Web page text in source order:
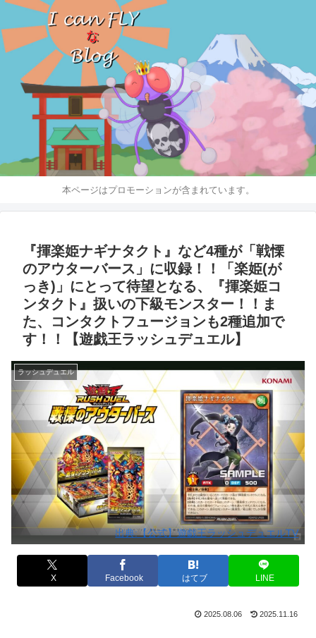
本ページはプロモーションが含まれています。
『揮楽姫ナギナタクト』など4種が「戦慄
のアウターバース」に収録！！「楽姫(が
っき)」にとって待望となる、『揮楽姫コ
ンタクト』扱いの下級モンスター！！ま
た、コンタクトフュージョンも2種追加で
す！！【遊戯王ラッシュデュエル】
ラッシュデュエル
出典:【公式】遊戯王ラッシュデュエルTV
X Facebook はてブ LINE
2025.08.06 2025.11.16